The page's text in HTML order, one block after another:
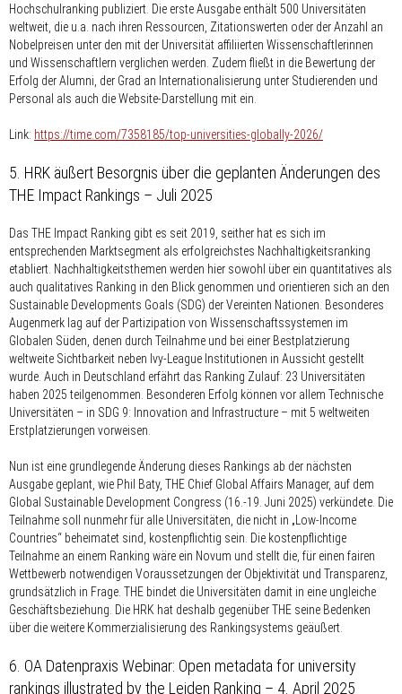
Hochschulranking publiziert. Die erste Ausgabe enthält 500 Universitäten
weltweit, die u.a. nach ihren Ressourcen, Zitationswerten oder der Anzahl an
Nobelpreisen unter den mit der Universität affiliierten Wissenschaftlerinnen
und Wissenschaftlern verglichen werden. Zudem fließt in die Bewertung der
Erfolg der Alumni, der Grad an Internationalisierung unter Studierenden und
Personal als auch die Website-Darstellung mit ein.
Link: https://time.com/7358185/top-universities-globally-2026/
5. HRK äußert Besorgnis über die geplanten Änderungen des
THE Impact Rankings – Juli 2025
Das THE Impact Ranking gibt es seit 2019, seither hat es sich im
entsprechenden Marktsegment als erfolgreichstes Nachhaltigkeitsranking
etabliert. Nachhaltigkeitsthemen werden hier sowohl über ein quantitatives als
auch qualitatives Ranking in den Blick genommen und orientieren sich an den
Sustainable Developments Goals (SDG) der Vereinten Nationen. Besonderes
Augenmerk lag auf der Partizipation von Wissenschaftssystemen im
Globalen Süden, denen durch Teilnahme und bei einer Bestplatzierung
weltweite Sichtbarkeit neben Ivy-League Institutionen in Aussicht gestellt
wurde. Auch in Deutschland erfährt das Ranking Zulauf: 23 Universitäten
haben 2025 teilgenommen Besonderen Erfolg können vor allem Technische
Universitäten – in SDG 9: Innovation and Infrastructure – mit 5 weltweiten
Erstplatzierungen vorweisen.
Nun ist eine grundlegende Änderung dieses Rankings ab der nächsten
Ausgabe geplant, wie Phil Baty, THE Chief Global Affairs Manager, auf dem
Global Sustainable Development Congress (16.-19. Juni 2025) verkündete. Die
Teilnahme soll nunmehr für alle Universitäten, die nicht in „Low-Income
Countries“ beheimatet sind, kostenpflichtig sein. Die kostenpflichtige
Teilnahme an einem Ranking wäre ein Novum und stellt die, für einen fairen
Wettbewerb notwendigen Voraussetzungen der Objektivität und Transparenz,
grundsätzlich in Frage. THE bindet die Universitäten damit in eine ungleiche
Geschäftsbeziehung. Die HRK hat deshalb gegenüber THE seine Bedenken
über die weitere Kommerzialisierung des Rankingsystems geäußert.
6. OA Datenpraxis Webinar: Open metadata for university
rankings illustrated by the Leiden Ranking – 4. April 2025